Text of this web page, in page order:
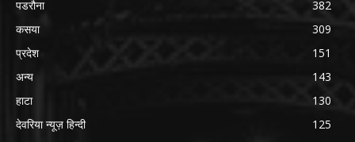
पडरौना
382
कसया
309
प्रदेश
151
अन्य
143
हाटा
130
देवरिया न्यूज़ हिन्दी
125